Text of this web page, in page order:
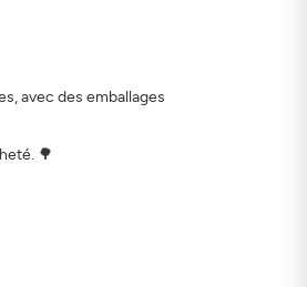
avec des emballages
🌳